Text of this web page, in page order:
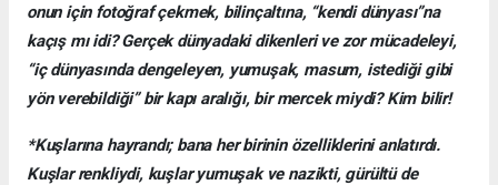
onun için fotoğraf çekmek, bilinçaltına, “kendi dünyası”na
kaçış mı idi? Gerçek dünyadaki dikenleri ve zor mücadeleyi,
“iç dünyasında dengeleyen, yumuşak, masum, istediği gibi
yön verebildiği” bir kapı aralığı, bir mercek miydi? Kim bilir!
*Kuşlarına hayrandı; bana her birinin özelliklerini anlatırdı.
Kuşlar renkliydi, kuşlar yumuşak ve nazikti, gürültü de